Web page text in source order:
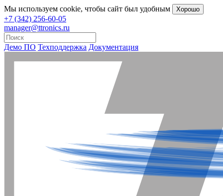
Мы используем cookie, чтобы сайт был удобным Хорошо
+7 (342) 256-60-05
manager@ttronics.ru
Демо ПО Техподдержка Документация